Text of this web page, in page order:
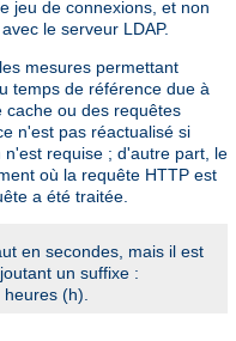
jeu de connexions, et non
le serveur LDAP.
mesures permettant
temps de référence due à
cache ou des requêtes
n'est pas réactualisé si
requise ; d'autre part, le
où la requête HTTP est
a été traitée.
en secondes, mais il est
un suffixe :
(h).